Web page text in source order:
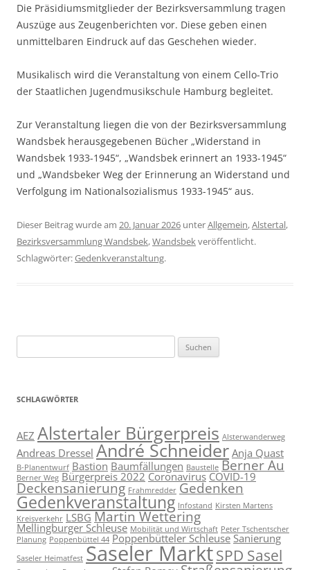
Die Präsidiumsmitglieder der Bezirksversammlung tragen
Auszüge aus Zeugenberichten vor. Diese geben einen
unmittelbaren Eindruck auf das Geschehen wieder.
Musikalisch wird die Veranstaltung von einem Cello-Trio
der Staatlichen Jugendmusikschule Hamburg begleitet.
Zur Veranstaltung liegen die von der Bezirksversammlung
Wandsbek herausgegebenen Bücher „Widerstand in
Wandsbek 1933-1945“, „Wandsbek erinnert an 1933-1945“
und „Wandsbeker Weg der Erinnerung an Widerstand und
Verfolgung im Nationalsozialismus 1933-1945“ aus.
Dieser Beitrag wurde am 20. Januar 2026 unterAllgemein,Alstertal,
Bezirksversammlung Wandsbek,Wandsbekveröffentlicht.
Schlagwörter:Gedenkveranstaltung.
nach:
SCHLAGWÖRTER
AEZ Alstertaler Bürgerpreis Alsterwanderweg
Andreas Dressel André SchneiderAnja Quast
B-Planentwurf Bastion Baumfällungen Baustelle Berner Au
Berner Weg Bürgerpreis 2022CoronavirusCOVID-19
Deckensanierung Frahmredder Gedenken
Gedenkveranstaltung Infostand Kirsten Martens
Kreisverkehr LSBG Martin Wettering
Mellingburger Schleuse Mobilität und Wirtschaft Peter Tschentscher
Planung Poppenbüttel 44 Poppenbütteler SchleuseSanierung
Saseler Heimatfest Saseler MarktSPD Sasel